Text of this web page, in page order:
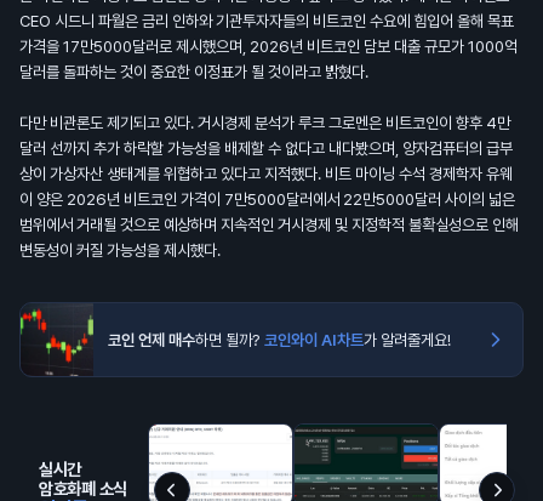
CEO 시드니 파월은 금리 인하와 기관투자자들의 비트코인 수요에 힘입어 올해 목표
가격을 17만5000달러로 제시했으며, 2026년 비트코인 담보 대출 규모가 1000억
달러를 돌파하는 것이 중요한 이정표가 될 것이라고 밝혔다.
다만 비관론도 제기되고 있다. 거시경제 분석가 루크 그로멘은 비트코인이 향후 4만
달러 선까지 추가 하락할 가능성을 배제할 수 없다고 내다봤으며, 양자컴퓨터의 급부
상이 가상자산 생태계를 위협하고 있다고 지적했다. 비트 마이닝 수석 경제학자 유웨
이 양은 2026년 비트코인 가격이 7만5000달러에서 22만5000달러 사이의 넓은
범위에서 거래될 것으로 예상하며 지속적인 거시경제 및 지정학적 불확실성으로 인해
변동성이 커질 가능성을 제시했다.
코인 언제 매수하면 될까? 코인와이 AI차트가 알려줄게요!
실시간
암호화폐 소식